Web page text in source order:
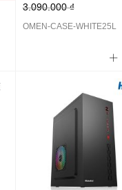
3.090.000 ₫
OMEN-CASE-WHITE25L